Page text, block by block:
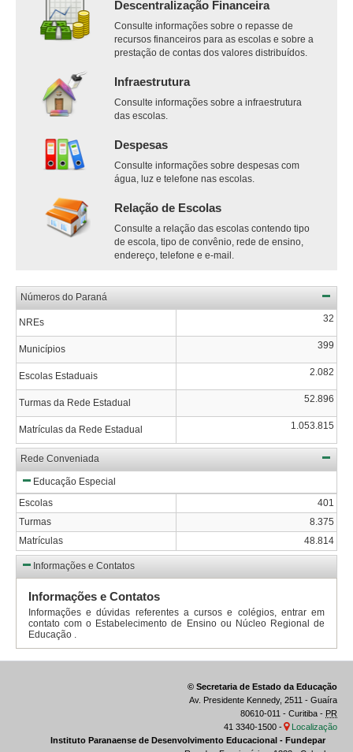
Descentralização Financeira
Consulte informações sobre o repasse de
recursos financeiros para as escolas e sobre a
prestação de contas dos valores distribuídos.
Infraestrutura
Consulte informações sobre a infraestrutura
das escolas.
Despesas
Consulte informações sobre despesas com
água, luz e telefone nas escolas.
Relação de Escolas
Consulte a relação das escolas contendo tipo
de escola, tipo de convênio, rede de ensino,
endereço, telefone e e-mail.
Números do Paraná
NREs 32
Municípios 399
Escolas Estaduais 2.082
Turmas da Rede Estadual 52.896
Matrículas da Rede Estadual 1.053.815
Rede Conveniada
Educação Especial
Escolas
401
Turmas
8.375
Matrículas
48.814
Informações e Contatos
Informações e Contatos
Informações e dúvidas referentes a cursos e colégios, entrar em
contato com o Estabelecimento de Ensino ou Núcleo Regional de
Educação .
© Secretaria de Estado da Educação
Av. Presidente Kennedy, 2511 - Guaíra
80610-011 - Curitiba - PR
41 3340-1500 -
Localização
Instituto Paranaense de Desenvolvimento Educacional - Fundepar